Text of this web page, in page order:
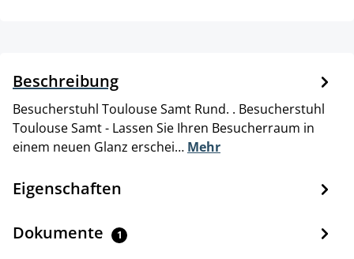
Beschreibung
Besucherstuhl Toulouse Samt Rund. . Besucherstuhl
Toulouse Samt - Lassen Sie Ihren Besucherraum in
einem neuen Glanz erschei… Mehr
Eigenschaften
Dokumente 1